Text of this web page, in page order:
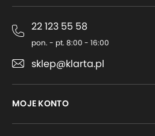
22 123 55 58
pon. - pt. 8:00 - 16:00
sklep@klarta.pl
MOJE KONTO